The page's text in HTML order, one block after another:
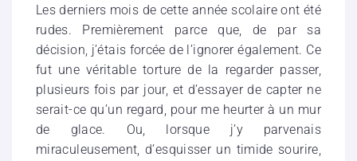
Les derniers mois de cette année scolaire ont été
rudes. Premièrement parce que, de par sa
décision, j’étais forcée de l’ignorer également. Ce
fut une véritable torture de la regarder passer,
plusieurs fois par jour, et d’essayer de capter ne
serait-ce qu’un regard, pour me heurter à un mur
de glace. Ou, lorsque j’y parvenais
miraculeusement, d’esquisser un timide sourire,